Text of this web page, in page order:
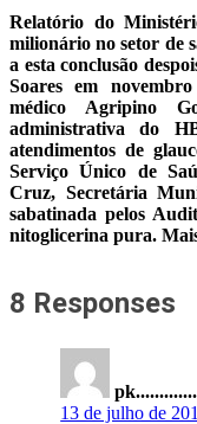
Telegram
Relatório do
milionário no setor de
a esta conclusão
Soares em
médico Agripino
administrativa do
atendimentos de
Serviço Único de
Cruz, Secretária
sabatinada pelos
nitoglicerina pura.
8 Responses
13 de julho de